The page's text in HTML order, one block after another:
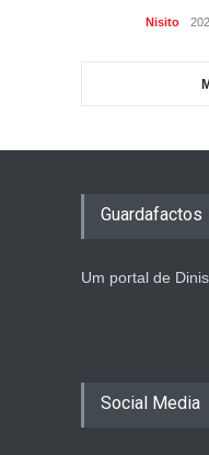
Nisito
Guardafactos
Um portal de
Social Media